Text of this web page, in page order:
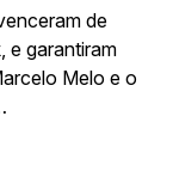
de
e garantiram
Melo e o